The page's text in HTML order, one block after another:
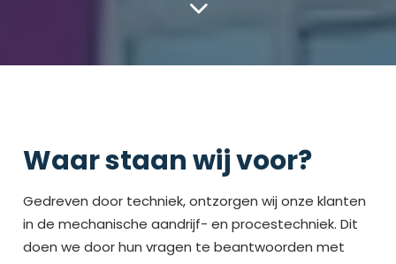
Waar staan wij voor?
Gedreven door techniek, ontzorgen wij onze klanten
in de mechanische aandrijf- en procestechniek. Dit
doen we door hun vragen te beantwoorden met